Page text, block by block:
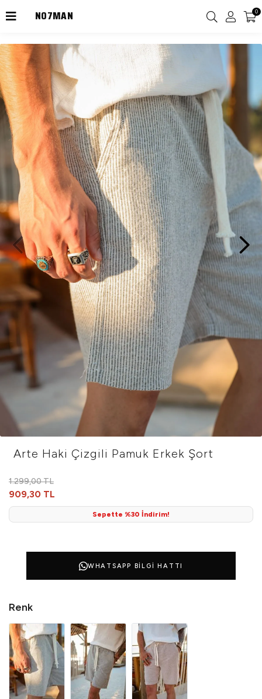
2000TL Üzeri Kargo Ücretsiz!
0
Arte Haki Çizgili Pamuk Erkek Şort
1.299,00 TL
909,30 TL
Sepette %30 İndirim!
WHATSAPP BILGI HATTI
Renk